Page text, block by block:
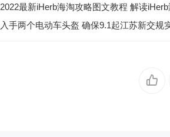
2022最新iHerb海淘攻略图文教程 解读
入手两个电动车头盔 确保9.1起江苏新交规